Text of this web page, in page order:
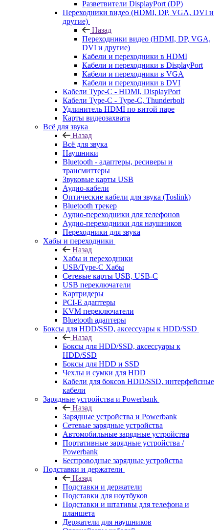
Разветвители DisplayPort (DP)
Переходники видео (HDMI, DP, VGA, DVI и
другие)
Назад
Переходники видео (HDMI, DP, VGA,
DVI и другие)
Кабели и переходники в HDMI
Кабели и переходники в DisplayPort
Кабели и переходники в VGA
Кабели и переходники в DVI
Кабели Type-C - HDMI, DisplayPort
Кабели Type-C - Type-C, Thunderbolt
Удлинитель HDMI по витой паре
Карты видеозахвата
Всё для звука
Назад
Всё для звука
Наушники
Bluetooth - адаптеры, ресиверы и
трансмиттеры
Звуковые карты USB
Аудио-кабели
Оптические кабели для звука (Toslink)
Bluetooth трекер
Аудио-переходники для телефонов
Аудио-переходники для наушников
Переходники для звука
Хабы и переходники
Назад
Хабы и переходники
USB/Type-C Хабы
Сетевые карты USB, USB-C
USB переключатели
Картридеры
PCI-E адаптеры
KVM переключатели
Bluetooth адаптеры
Боксы для HDD/SSD, аксессуары к HDD/SSD
Назад
Боксы для HDD/SSD, аксессуары к
HDD/SSD
Боксы для HDD и SSD
Чехлы и сумки для HDD
Кабели для боксов HDD/SSD, интерфейсные
кабели
Зарядные устройства и Powerbank
Назад
Зарядные устройства и Powerbank
Сетевые зарядные устройства
Автомобильные зарядные устройства
Портативные зарядные устройства /
Powerbank
Беспроводные зарядные устройства
Подставки и держатели
Назад
Подставки и держатели
Подставки для ноутбуков
Подставки и штативы для телефона и
планшета
Держатели для наушников